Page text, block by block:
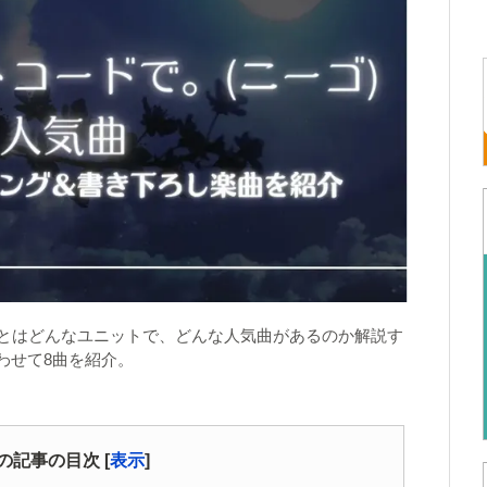
はどんなユニットで、どんな人気曲があるのか解説す
て8曲を紹介。
記事の目次 [表示]